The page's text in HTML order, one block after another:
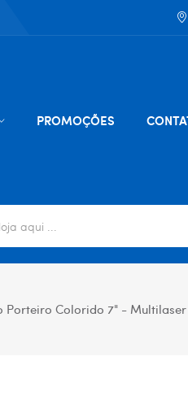
PROMOÇÕES
Porteiro Colorido 7" - Multilaser